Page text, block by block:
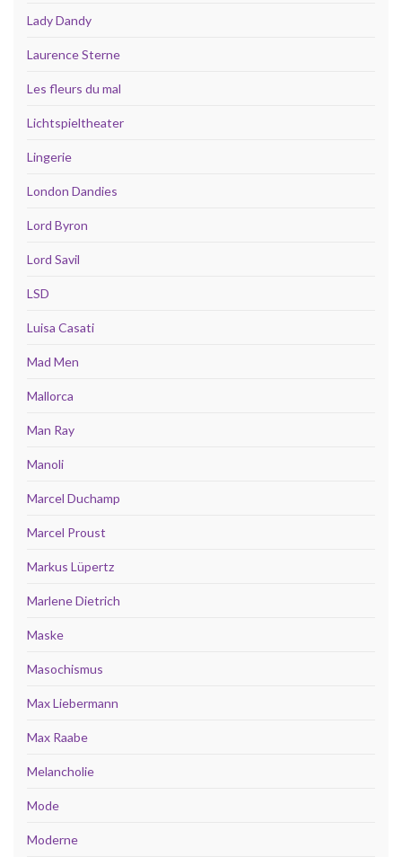
Lady Dandy
Laurence Sterne
Les fleurs du mal
Lichtspieltheater
Lingerie
London Dandies
Lord Byron
Lord Savil
LSD
Luisa Casati
Mad Men
Mallorca
Man Ray
Manoli
Marcel Duchamp
Marcel Proust
Markus Lüpertz
Marlene Dietrich
Maske
Masochismus
Max Liebermann
Max Raabe
Melancholie
Mode
Moderne